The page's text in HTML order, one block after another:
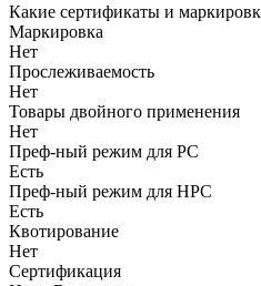
Какие сертификаты и
Маркировка
Нет
Прослеживаемость
Нет
Товары двойного применения
Нет
Преф-ный режим для РС
Есть
Преф-ный режим для НРС
Есть
Квотирование
Нет
Сертификация